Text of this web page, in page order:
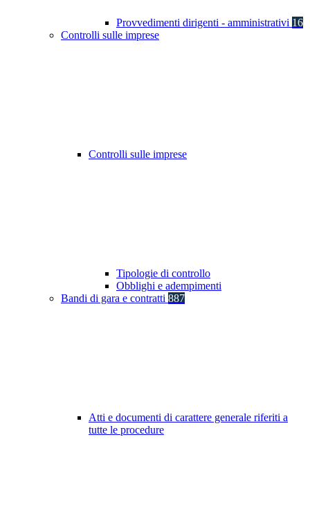
Provvedimenti dirigenti - amministrativi 16
Controlli sulle imprese
Controlli sulle imprese
Tipologie di controllo
Obblighi e adempimenti
Bandi di gara e contratti 887
Atti e documenti di carattere generale riferiti a
tutte le procedure